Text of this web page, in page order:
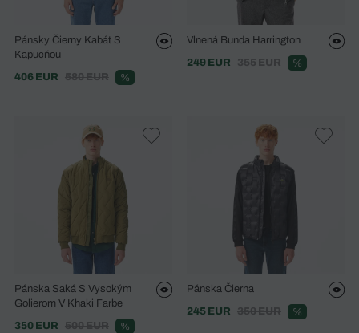
Pánsky Čierny Kabát S
Kapucňou
406 EUR
580 EUR %
Vlnená Bunda Harrington
249 EUR
355 EUR %
Pánska Saká S Vysokým
Golierom V Khaki Farbe
350 EUR
500 EUR %
Pánska Čierna
245 EUR
350 EUR %